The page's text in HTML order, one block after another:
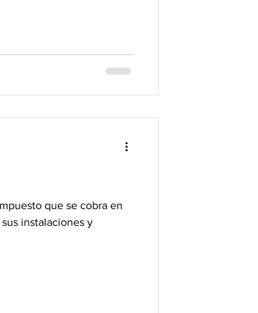
que se cobra en
instalaciones y